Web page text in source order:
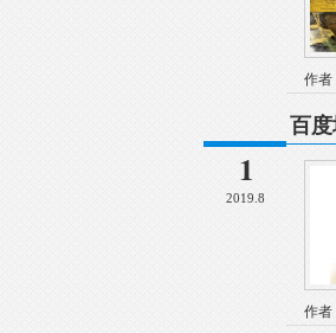
作者
1
2019.8
百
作者